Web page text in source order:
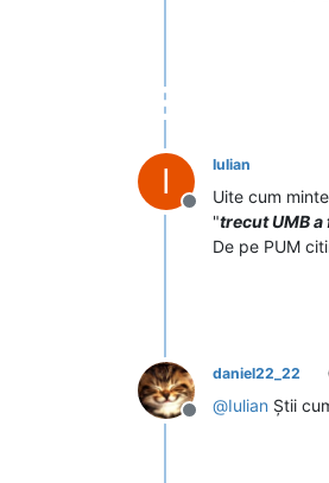
I
Deconectat
Iulian
Uite cum
"trecut UMB
De pe PUM
Deconectat
daniel22_22
@Iulian Știi